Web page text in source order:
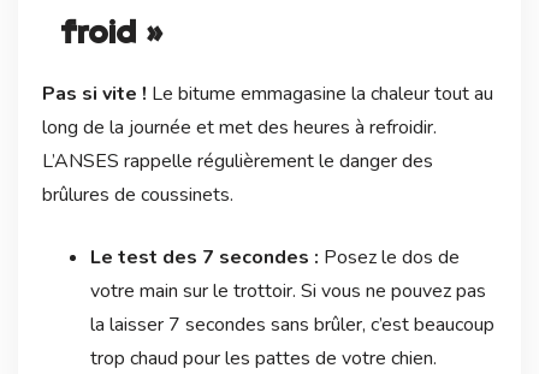
froid »
Pas si vite ! Le bitume emmagasine la chaleur tout au
long de la journée et met des heures à refroidir.
L’ANSES rappelle régulièrement le danger des
brûlures de coussinets.
Le test des 7 secondes : Posez le dos de
votre main sur le trottoir. Si vous ne pouvez pas
la laisser 7 secondes sans brûler, c’est beaucoup
trop chaud pour les pattes de votre chien.